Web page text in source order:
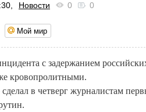
Новости 0 0
Мой мир
с задержанием
кровопролитными.
сделал в четверг журналистам